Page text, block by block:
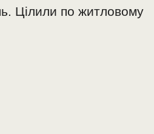
Цілили по житловому